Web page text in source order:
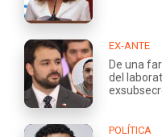
EX-ANTE
De una
del
POLÍTICA